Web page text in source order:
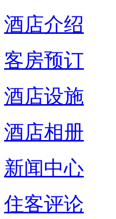
酒店介绍
客房预订
酒店设施
酒店相册
新闻中心
住客评论